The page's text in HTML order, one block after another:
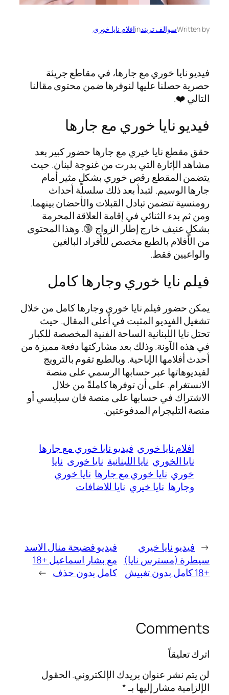
Written byسوالف تريندinافلام نايا خوري
فيديو نايا خوري مع جارها، في مقاطع جريئة
حصرية حصلنا عليها لنوفرها ضمن محتوى مقالنا
التالي ❤️.
فيديو نايا خوري مع جارها
حقق مقطع نايا خيري مع جارها حضور كبير بعد
مشاهد الإثارة التي بدرت من غنوجة لبنان. حيث
يتضمن المقطع رقص خوري بشكلٍ مثير أمام
جارها الوسيم. لتبدأ بعد ذلك سلسلة أحداث
رومنسية تتضمن تبادل القبلات والأحضان بينهما.
ومن ثم بدء الثنائي في إقامة العلاقة المحرمة
بشكلٍ عنيف خارج إطار الزواج 🔞. وهذا المحتوى
من الأفلام بالطبع مخصص للأفراد البالغين
والواعيين فقط.
فيلم نايا خوري وجارها كامل
يمكن حضور فيلم نايا خوري وجارها كامل من خلال
تشغيل الفيِديو المثبت في أعلى المقال. حيث
تحتل نايا اللبنانية الساحة الفنية المخصصة للكبار
في هذه الآونة. وذلك بعد مشاركتها دفعة مميزة من
أحدث أفلامها الإباحية. وبالطبع تقوم بالترويج
لفيديوهاتها عبر حسابها الرسمي على منصة
الانستغرام. على أن توفرها كاملةً من خلال
الاشتراك في حسابها على منصة فان سبايسي أو
منصة التليجرام المدفوعتين.
افلام نايا خوري فيديو نايا خوري مع جارها
نايا الخوري نايا اللبنانية نايا خورى نايا
خوري نايا خوري مع جارها نايا خوري
وجارها نايا خيري نايا للاضافات
← فيديو نايا خيري
سيطرة (مسترس نايا)
+18 كامل بدون تغبيش
فيديو فضيحة منال الاسد
مع بشار اسماعيل +18
كامل بدون حذف →
Comments
اترك تعليقاً
لن يتم نشر عنوان بريدك الإلكتروني.الحقول
الإلزامية مشار إليها بـ*